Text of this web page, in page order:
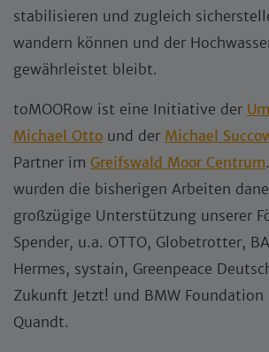
stabilisieren und zugleich
wandern können und der
gewährleistet bleibt.
toMOORow ist eine Initiative der
Michael Otto und der Michael
Partner im Greifswald Moor Centrum
wurden die bisherigen Arbeiten
großzügige Unterstützung unserer
Spender, u.a. OTTO, Globetrotter,
Hermes, systain, Greenpeace
Zukunft Jetzt! und BMW Foundation
Quandt.